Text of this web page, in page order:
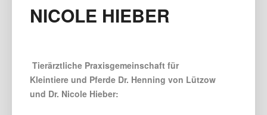
NICOLE HIEBER
Tierärztliche Praxisgemeinschaft für
Kleintiere und Pferde Dr. Henning von Lützow
und Dr. Nicole Hieber: